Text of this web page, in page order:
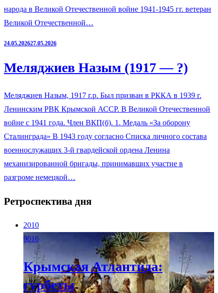
народа в Великой Отечественной войне 1941-1945 гг. ветеран
Великой Отечественной…
24.05.202627.05.2026
Меляджиев Назым (1917 — ?)
Меляджиев Назым, 1917 г.р. Был призван в РККА в 1939 г.
Ленинским РВК Крымской АССР. В Великой Отечественной
войне с 1941 года. Член ВКП(б). 1. Медаль «За оборону
Сталинграда» В 1943 году согласно Списка личного состава
военнослужащих 3-й гвардейской ордена Ленина
механизированной бригады, принимавших участие в
разгроме немецкой…
Ретроспектива дня
2010
9016
Крымская Атлантида:
гурбеты